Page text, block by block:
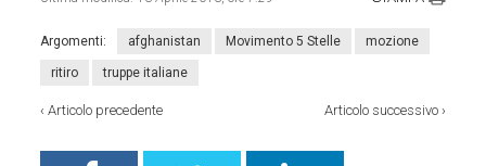
Argomenti: afghanistan Movimento 5 Stelle mozione
ritiro truppe italiane
‹Articolo precedente Articolo successivo›